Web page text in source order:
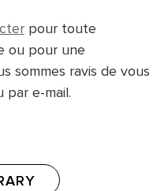
pour toute
ou pour une
sommes ravis de vous
par e-mail.